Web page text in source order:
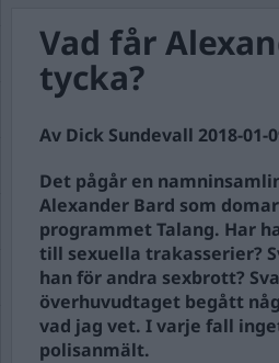
Vad får
tycka?
Av Dick Sundevall 2018-01-
Det pågår en
Alexander Bard som
programmet Talang. Har
till sexuella trakasserier?
han för andra sexbrott?
överhuvudtaget begått
vad jag vet. I varje fall
polisanmält.